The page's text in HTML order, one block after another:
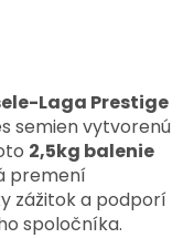
Laga Prestige
semien vytvorenú
2,5kg balenie
premení
zážitok a podporí
spoločníka.